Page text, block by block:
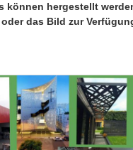
können hergestellt
das Bild zur